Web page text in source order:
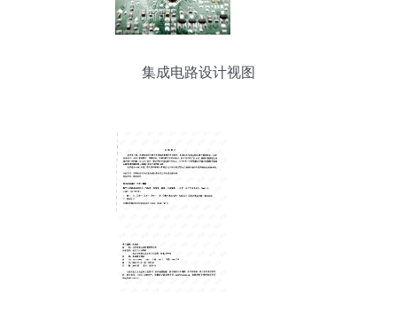
集成电路设计视图